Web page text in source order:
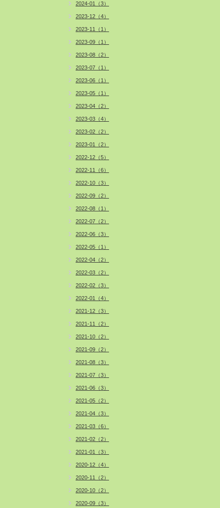
2024-01（3）
2023-12（4）
2023-11（1）
2023-09（1）
2023-08（2）
2023-07（1）
2023-06（1）
2023-05（1）
2023-04（2）
2023-03（4）
2023-02（2）
2023-01（2）
2022-12（5）
2022-11（6）
2022-10（3）
2022-09（2）
2022-08（1）
2022-07（2）
2022-06（3）
2022-05（1）
2022-04（2）
2022-03（2）
2022-02（3）
2022-01（4）
2021-12（3）
2021-11（2）
2021-10（2）
2021-09（2）
2021-08（3）
2021-07（3）
2021-06（3）
2021-05（2）
2021-04（3）
2021-03（6）
2021-02（2）
2021-01（3）
2020-12（4）
2020-11（2）
2020-10（2）
2020-09（3）